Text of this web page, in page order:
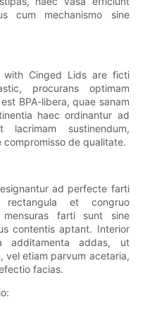
cum mechanismo sine
with Cinged Lids are ficti
procurans optimam
BPA-libera, quae sanam
haec ordinantur ad
sustinendum,
de qualitate.
ad perfecte farti
rectangula et congruo
mensuras farti sunt sine
contentis aptant. Interior
additamenta addas, ut
vel etiam parvum acetaria,
facias.